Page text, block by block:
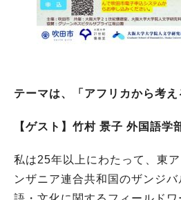
テーマは、「アフリカから考え
【ゲスト】竹村 景子 外国語学
私は25年以上にわたって、東
ンザニア連合共和国のザンジ